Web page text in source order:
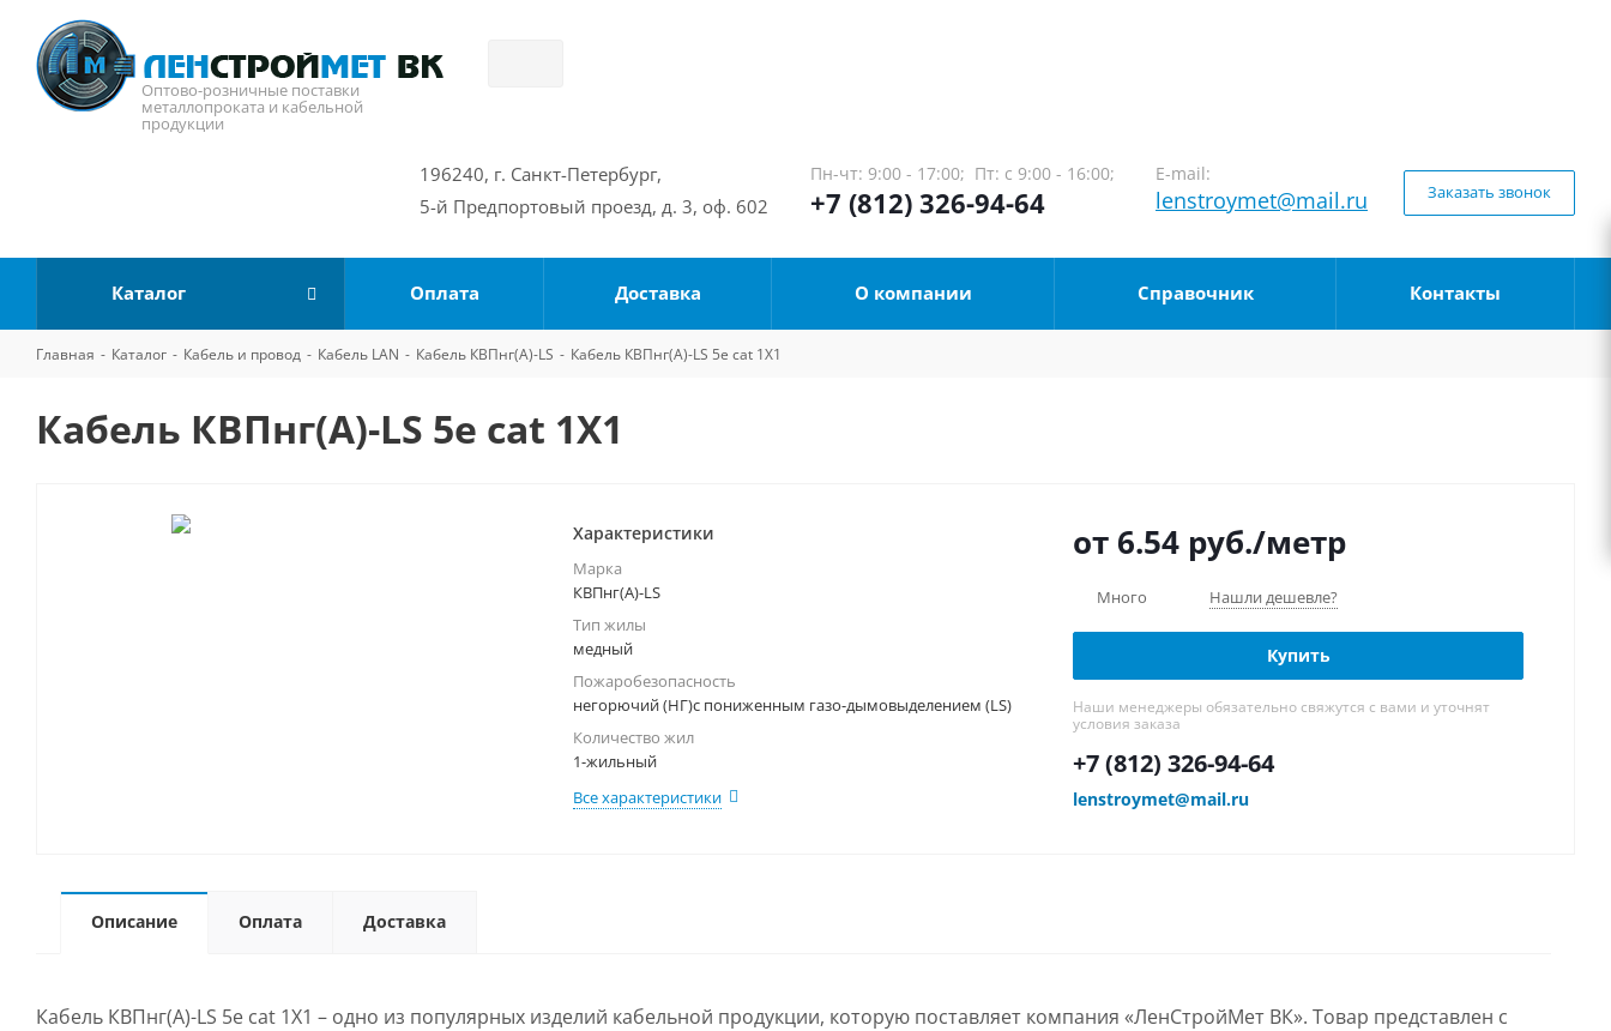
Оптово-розничные поставки
металлопроката и кабельной
продукции
196240, г. Санкт-Петербург,
5-й Предпортовый проезд, д. 3, оф. 602
Пн-чт: 9:00 - 17:00; Пт: с 9:00 - 16:00;
+7 (812) 326-94-64
E-mail:
lenstroymet@mail.ru Заказать звонок
Каталог Оплата Доставка О компании Справочник Контакты
Главная - Каталог - Кабель и провод - Кабель LAN - Кабель КВПнг(А)-LS - Кабель КВПнг(А)-LS 5е cat 1Х1
Кабель КВПнг(А)-LS 5е cat 1Х1
Характеристики
Марка
КВПнг(А)-LS
Тип жилы
медный
Пожаробезопасность
негорючий (НГ)с пониженным газо-дымовыделением (LS)
Количество жил
1-жильный
Все характеристики
от 6.54 руб./метр
Много Нашли дешевле?
Купить
Наши менеджеры обязательно свяжутся с вами и уточнят
условия заказа
+7 (812) 326-94-64
lenstroymet@mail.ru
Описание Оплата Доставка
Кабель КВПнг(А)-LS 5е cat 1Х1 – одно из популярных изделий кабельной продукции, которую поставляет компания «ЛенСтройМет ВК». Товар представлен с